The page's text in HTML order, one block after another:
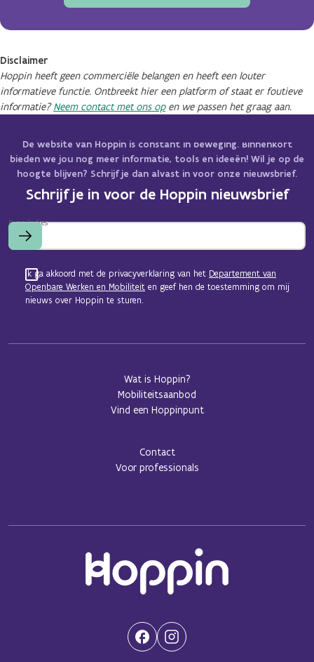
Disclaimer
Hoppin heeft geen commerciële belangen en heeft een louter
informatieve functie. Ontbreekt hier een platform of staat er foutieve
informatie?Neem contact met ons open we passen het graag aan.
De website van Hoppin is constant in beweging. Binnenkort
bieden we jou nog meer informatie, tools en ideeën! Wil je op de
hoogte blijven? Schrijf je dan alvast in voor onze nieuwsbrief.
Schrijf je in voor de Hoppin nieuwsbrief
E-mailadres
Ik ga akkoord met de privacyverklaring van het Departement van
Openbare Werken en Mobiliteit en geef hen de toestemming om mij
nieuws over Hoppin te sturen.
Wat is Hoppin?
Mobiliteitsaanbod
Vind een Hoppinpunt
Contact
Voor professionals
(Opent in een nieuwe tab)
(Opent in een nieuwe tab)